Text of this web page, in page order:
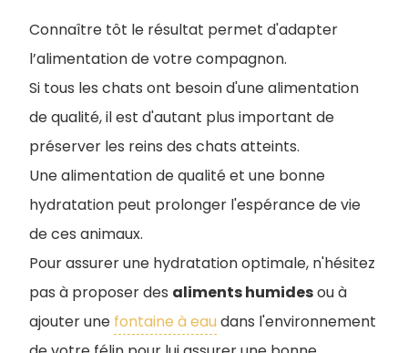
Connaître tôt le résultat permet d'adapter
l’alimentation de votre compagnon.
Si tous les chats ont besoin d'une alimentation
de qualité, il est d'autant plus important de
préserver les reins des chats atteints.
Une alimentation de qualité et une bonne
hydratation peut prolonger l'espérance de vie
de ces animaux.
Pour assurer une hydratation optimale, n'hésitez
pas à proposer des aliments humidesou à
ajouter une fontaine à eau dans l'environnement